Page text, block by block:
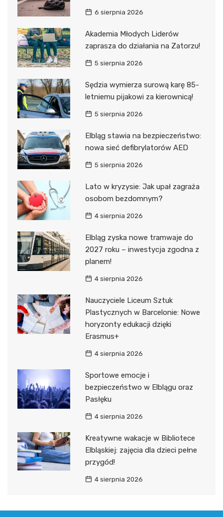
6 sierpnia 2026
Akademia Młodych Liderów
zaprasza do działania na Zatorzu!
5 sierpnia 2026
Sędzia wymierza surową karę 85-
letniemu pijakowi za kierownicą!
5 sierpnia 2026
Elbląg stawia na bezpieczeństwo:
nowa sieć defibrylatorów AED
5 sierpnia 2026
Lato w kryzysie: Jak upał zagraża
osobom bezdomnym?
4 sierpnia 2026
Elbląg zyska nowe tramwaje do
2027 roku – inwestycja zgodna z
planem!
4 sierpnia 2026
Nauczyciele Liceum Sztuk
Plastycznych w Barcelonie: Nowe
horyzonty edukacji dzięki
Erasmus+
4 sierpnia 2026
Sportowe emocje i
bezpieczeństwo w Elblągu oraz
Pasłęku
4 sierpnia 2026
Kreatywne wakacje w Bibliotece
Elbląskiej: zajęcia dla dzieci pełne
przygód!
4 sierpnia 2026